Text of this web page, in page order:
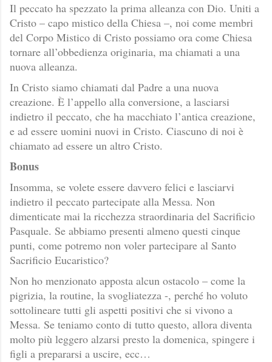
Il peccato ha spezzato la prima alleanza con Dio. Uniti a
Cristo – capo mistico della Chiesa –, noi come membri
del Corpo Mistico di Cristo possiamo ora come Chiesa
tornare all’obbedienza originaria, ma chiamati a una
nuova alleanza.
In Cristo siamo chiamati dal Padre a una nuova
creazione. È l’appello alla conversione, a lasciarsi
indietro il peccato, che ha macchiato l’antica creazione,
e ad essere uomini nuovi in Cristo. Ciascuno di noi è
chiamato ad essere un altro Cristo.
Bonus
Insomma, se volete essere davvero felici e lasciarvi
indietro il peccato partecipate alla Messa. Non
dimenticate mai la ricchezza straordinaria del Sacrificio
Pasquale. Se abbiamo presenti almeno questi cinque
punti, come potremo non voler partecipare al Santo
Sacrificio Eucaristico?
Non ho menzionato apposta alcun ostacolo – come la
pigrizia, la routine, la svogliatezza -, perché ho voluto
sottolineare tutti gli aspetti positivi che si vivono a
Messa. Se teniamo conto di tutto questo, allora diventa
molto più leggero alzarsi presto la domenica, spingere i
figli a prepararsi a uscire, ecc…